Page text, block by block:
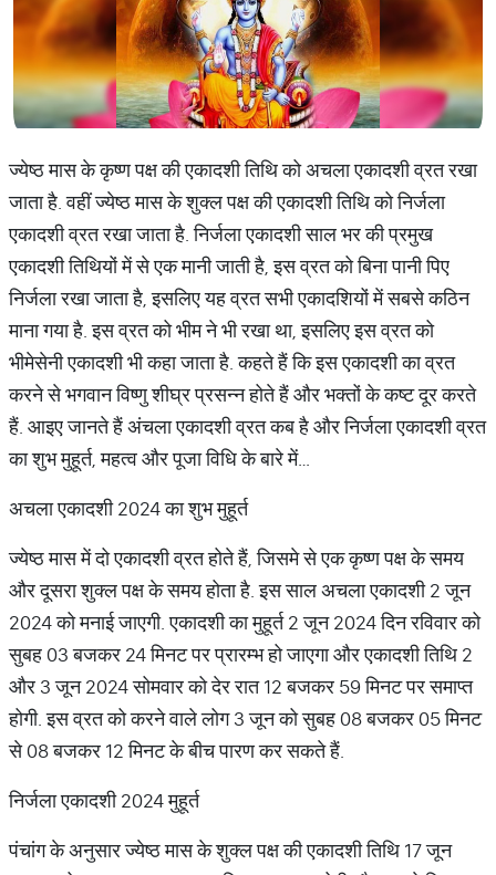
ज्येष्ठ मास के कृष्ण पक्ष की एकादशी तिथि को अचला एकादशी व्रत रखा
जाता है. वहीं ज्येष्ठ मास के शुक्ल पक्ष की एकादशी तिथि को निर्जला
एकादशी व्रत रखा जाता है. निर्जला एकादशी साल भर की प्रमुख
एकादशी तिथियों में से एक मानी जाती है, इस व्रत को बिना पानी पिए
निर्जला रखा जाता है, इसलिए यह व्रत सभी एकादशियों में सबसे कठिन
माना गया है. इस व्रत को भीम ने भी रखा था, इसलिए इस व्रत को
भीमेसेनी एकादशी भी कहा जाता है. कहते हैं कि इस एकादशी का व्रत
करने से भगवान विष्‍णु शीघ्र प्रसन्‍न होते हैं और भक्तों के कष्‍ट दूर करते
हैं. आइए जानते हैं अंचला एकादशी व्रत कब है और निर्जला एकादशी व्रत
का शुभ मुहूर्त, महत्‍व और पूजा विधि के बारे में…
अचला एकादशी 2024 का शुभ मुहूर्त
ज्येष्ठ मास में दो एकादशी व्रत होते हैं, जिसमे से एक कृष्ण पक्ष के समय
और दूसरा शुक्ल पक्ष के समय होता है. इस साल अचला एकादशी 2 जून
2024 को मनाई जाएगी. एकादशी का मुहूर्त 2 जून 2024 दिन रविवार को
सुबह 03 बजकर 24 मिनट पर प्रारम्भ हो जाएगा और एकादशी तिथि 2
और 3 जून 2024 सोमवार को देर रात 12 बजकर 59 मिनट पर समाप्त
होगी. इस व्रत को करने वाले लोग 3 जून को सुबह 08 बजकर 05 मिनट
से 08 बजकर 12 मिनट के बीच पारण कर सकते हैं.
निर्जला एकादशी 2024 मुहूर्त
पंचांग के अनुसार ज्येष्ठ मास के शुक्ल पक्ष की एकादशी तिथि 17 जून